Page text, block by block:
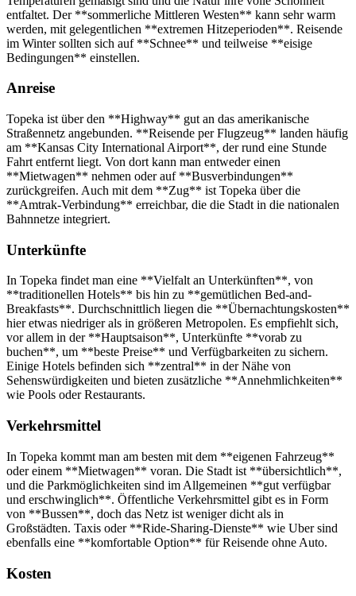
entfaltet. Der **sommerliche Mittleren Westen** kann sehr warm
werden, mit gelegentlichen **extremen Hitzeperioden**. Reisende
im Winter sollten sich auf **Schnee** und teilweise **eisige
Bedingungen** einstellen.
Anreise
Topeka ist über den **Highway** gut an das amerikanische
Straßennetz angebunden. **Reisende per Flugzeug** landen häufig
am **Kansas City International Airport**, der rund eine Stunde
Fahrt entfernt liegt. Von dort kann man entweder einen
**Mietwagen** nehmen oder auf **Busverbindungen**
zurückgreifen. Auch mit dem **Zug** ist Topeka über die
**Amtrak-Verbindung** erreichbar, die die Stadt in die nationalen
Bahnnetze integriert.
Unterkünfte
In Topeka findet man eine **Vielfalt an Unterkünften**, von
**traditionellen Hotels** bis hin zu **gemütlichen Bed-and-
Breakfasts**. Durchschnittlich liegen die **Übernachtungskosten**
hier etwas niedriger als in größeren Metropolen. Es empfiehlt sich,
vor allem in der **Hauptsaison**, Unterkünfte **vorab zu
buchen**, um **beste Preise** und Verfügbarkeiten zu sichern.
Einige Hotels befinden sich **zentral** in der Nähe von
Sehenswürdigkeiten und bieten zusätzliche **Annehmlichkeiten**
wie Pools oder Restaurants.
Verkehrsmittel
In Topeka kommt man am besten mit dem **eigenen Fahrzeug**
oder einem **Mietwagen** voran. Die Stadt ist **übersichtlich**,
und die Parkmöglichkeiten sind im Allgemeinen **gut verfügbar
und erschwinglich**. Öffentliche Verkehrsmittel gibt es in Form
von **Bussen**, doch das Netz ist weniger dicht als in
Großstädten. Taxis oder **Ride-Sharing-Dienste** wie Uber sind
ebenfalls eine **komfortable Option** für Reisende ohne Auto.
Kosten